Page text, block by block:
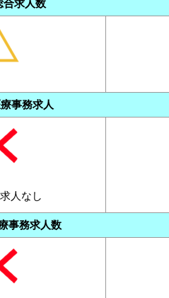
合求人数
事務求人
人なし
事務求人数